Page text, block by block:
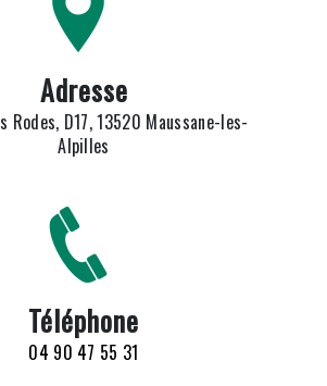
Adresse
Rodes, D17, 13520 Maussane-les-
Alpilles
Téléphone
04 90 47 55 31